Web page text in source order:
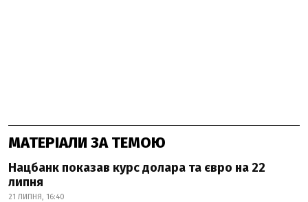
МАТЕРІАЛИ ЗА ТЕМОЮ
Нацбанк показав курс долара та євро на 22
липня
21 ЛИПНЯ, 16:40